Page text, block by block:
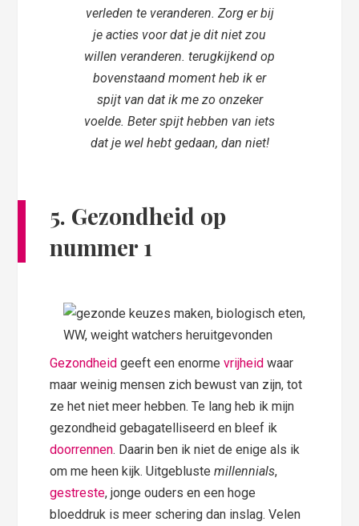
verleden te veranderen. Zorg er bij
je acties voor dat je dit niet zou
willen veranderen. terugkijkend op
bovenstaand moment heb ik er
spijt van dat ik me zo onzeker
voelde. Beter spijt hebben van iets
dat je wel hebt gedaan, dan niet!
5. Gezondheid op
nummer 1
Gezondheid geeft een enormevrijheid waar
maar weinig mensen zich bewust van zijn, tot
ze het niet meer hebben. Te lang heb ik mijn
gezondheid gebagatelliseerd en bleef ik
doorrennen. Daarin ben ik niet de enige als ik
om me heen kijk. Uitgeblustemillennials,
gestreste, jonge ouders en een hoge
bloeddruk is meer schering dan inslag. Velen